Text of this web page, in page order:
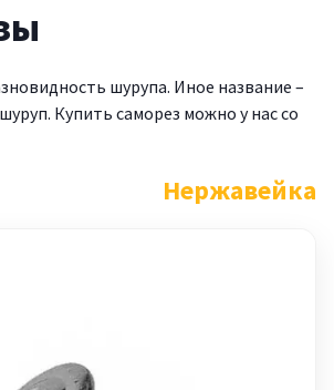
шурупа. Иное название –
Купить саморез можно у нас со
Нержавейка